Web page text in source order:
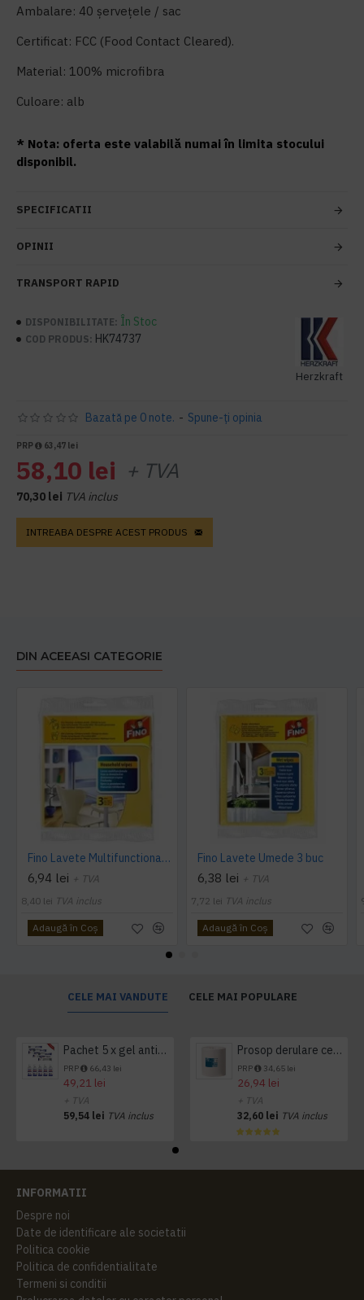
Ambalare: 40 șervețele / sac
Certificat: FCC (Food Contact Cleared).
Material: 100% microfibra
Culoare: alb
Translation resuDimensiune (lungime x lățime): 34x40cm
* Nota: oferta este valabilă numai în limita stocului
disponibil.
SPECIFICATII
OPINII
TRANSPORT RAPID
DISPONIBILITATE: În Stoc
COD PRODUS: HK74737
Herzkraft
Bazată pe 0 note. - Spune-ţi opinia
PRP 63,47 lei
58,10 lei + TVA
70,30 lei TVA inclus
INTREABA DESPRE ACEST PRODUS
DIN ACEEASI CATEGORIE
Fino Lavete Multifunctionale 3 buc
6,94 lei + TVA
8,40 lei TVA inclus
Adaugă în Coş
Fino Lavete Umede 3 buc
6,38 lei + TVA
7,72 lei TVA inclus
Adaugă în Coş
CELE MAI VANDUTE CELE MAI POPULARE
Pachet 5 x gel antibacterian 50ml si 3 x Servetele antibacteriene 48 buc Hygienium
PRP 66,43 lei
49,21 lei
+ TVA
59,54 lei TVA inclus
Prosop derulare centrala 1 pliu, 300 m Tork
PRP 34,65 lei
26,94 lei
+ TVA
32,60 lei TVA inclus
INFORMATII
Despre noi
Date de identificare ale societatii
Politica cookie
Politica de confidentialitate
Termeni si conditii